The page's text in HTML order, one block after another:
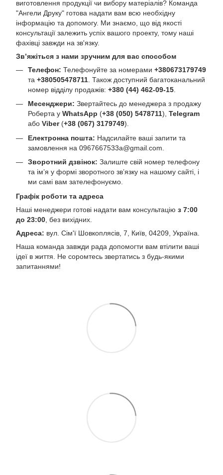
виготовлення продукції чи вибору матеріалів? Команда
"Ангели Друку" готова надати вам всю необхідну
інформацію та допомогу. Ми знаємо, що від якості
консультації залежить успіх вашого проекту, тому наші
фахівці завжди на зв'язку.
Зв’яжіться з нами зручним для вас способом
Телефон: Телефонуйте за номерами +380673179749
та +380505478711 . Також доступний багатоканальний
номер відділу продажів: +380 (44) 462-09-15
Месенджери: Звертайтесь до менеджера з продажу
Роберта у WhatsApp (+38 (050) 5478711), Telegram
або Viber(+38 (067) 3179749).
Електронна пошта: Надсилайте ваші запити та
замовлення на 0967667533a@gmail.com
Зворотний дзвінок: Залиште свій номер телефону
та ім’я у формі зворотного зв’язку на нашому сайті, і
ми самі вам зателефонуємо.
Графік роботи та адреса
Наші менеджери готові надати вам консультацію з 7:00
до 23:00 , без вихідних.
Адреса: вул. Сім'ї Шовкоплясів, 7, Київ, 04209, Україна.
Наша команда завжди рада допомогти вам втілити ваші
ідеї в життя. Не соромтесь звертатись з будь-якими
запитаннями!